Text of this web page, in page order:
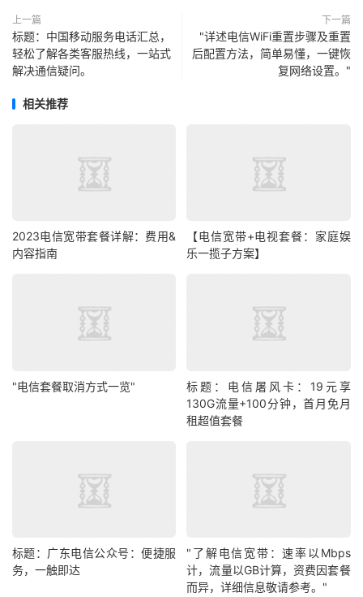
上一篇
标题：中国移动服务电话汇总，
轻松了解各类客服热线，一站式
解决通信疑问。
下一篇
"详述电信WiFi重置步骤及重置
后配置方法，简单易懂，一键恢
复网络设置。"
相关推荐
2023电信宽带套餐详解：费用&
内容指南
【电信宽带+电视套餐：家庭娱
乐一揽子方案】
"电信套餐取消方式一览"
标题：电信屠风卡：19元享
130G流量+100分钟，首月免月
租超值套餐
标题：广东电信公众号：便捷服
务，一触即达
"了解电信宽带：速率以Mbps
计，流量以GB计算，资费因套餐
而异，详细信息敬请参考。"